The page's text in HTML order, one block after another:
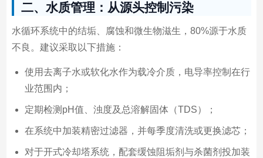
二、水质管理：从源头控制污染
水循环系统中的结垢、腐蚀和微生物滋生，80%源于水质
不良。建议采取以下措施：
使用去离子水或软化水作为载冷介质，电导率控制在行
业范围内；
定期检测pH值、浊度及总溶解固体（TDS）；
在系统中加装精密过滤器，并每季度清洗或更换滤芯；
对于开式冷却塔系统，配套缓蚀阻垢剂与杀菌剂投加装